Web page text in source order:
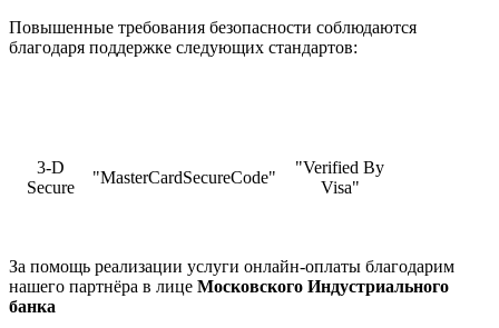
Повышенные требования безопасности соблюдаются
благодаря поддержке следующих стандартов:
3-D
Secure
"MasterCardSecureCode"
"Verified By
Visa"
За помощь реализации услуги онлайн-оплаты благодарим
нашего партнёра в лице Московского Индустриального
банка